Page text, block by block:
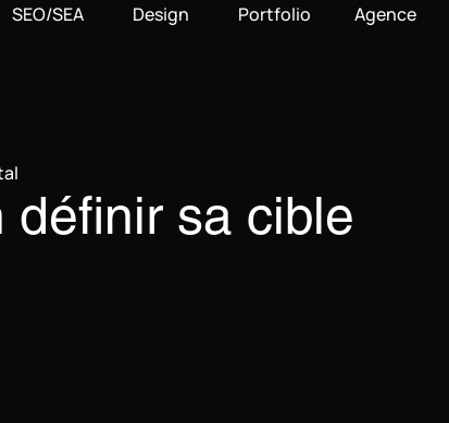
SEO/SEA Design Portfolio Agence
sa cible